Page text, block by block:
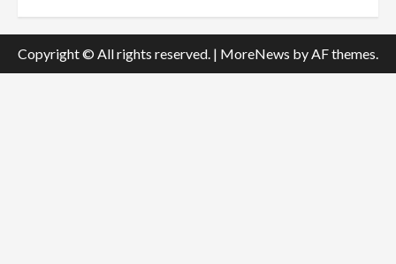
Copyright © All rights reserved. | MoreNews by AF themes.